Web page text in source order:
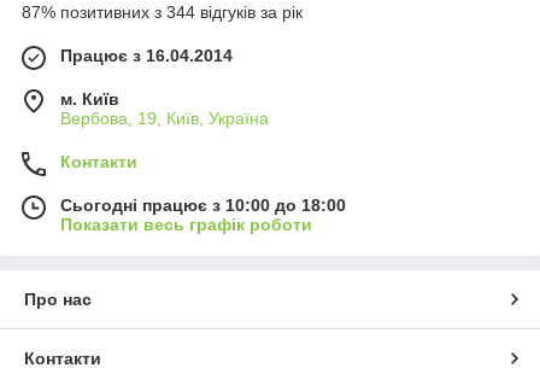
87% позитивних з 344 відгуків за рік
Працює з 16.04.2014
м. Київ
Вербова, 19, Київ, Україна
Контакти
Сьогодні працює з 10:00 до 18:00
Показати весь графік роботи
Про нас
Контакти